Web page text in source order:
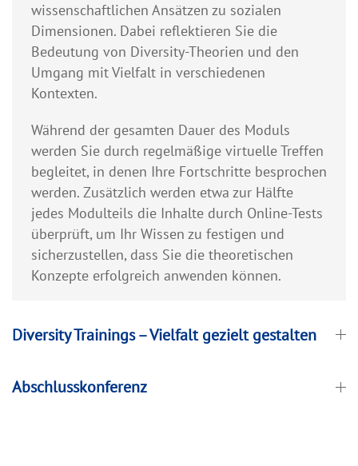
wissenschaftlichen Ansätzen zu sozialen
Dimensionen. Dabei reflektieren Sie die
Bedeutung von Diversity-Theorien und den
Umgang mit Vielfalt in verschiedenen
Kontexten.
Während der gesamten Dauer des Moduls
werden Sie durch regelmäßige virtuelle Treffen
begleitet, in denen Ihre Fortschritte besprochen
werden. Zusätzlich werden etwa zur Hälfte
jedes Modulteils die Inhalte durch Online-Tests
überprüft, um Ihr Wissen zu festigen und
sicherzustellen, dass Sie die theoretischen
Konzepte erfolgreich anwenden können.
Diversity Trainings – Vielfalt gezielt gestalten
Abschlusskonferenz